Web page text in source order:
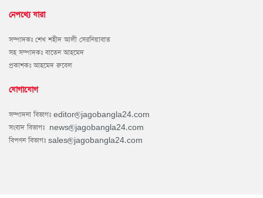
নেপথ্যে যারা
সম্পাদকঃ শেখ শহীদ আলী সেরনিয়াবাত
সহ সম্পাদকঃ বাতেন আহমেদ
প্রকাশকঃ আহমেদ রুবেল
যোগাযোগ
সম্পাদনা বিভাগঃ editor@jagobangla24.com
সংবাদ বিভাগঃ news@jagobangla24.com
বিপণন বিভাগঃ sales@jagobangla24.com